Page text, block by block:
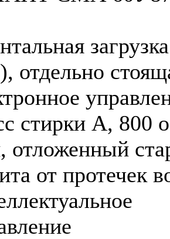
отдельно
стирки A, 800
отложенный
от протечек